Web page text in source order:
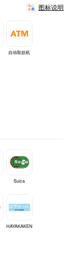
图标说明
自动取款机
Suica
HAYAKAKEN